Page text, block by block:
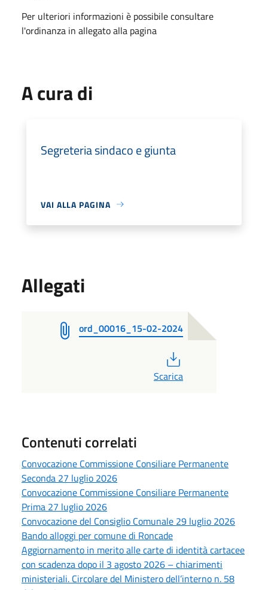
Per ulteriori informazioni è possibile consultare
l'ordinanza in allegato alla pagina
A cura di
Segreteria sindaco e giunta
VAI ALLA PAGINA
Allegati
ord_00016_15-02-2024
Scarica
Contenuti correlati
Convocazione Commissione Consiliare Permanente
Seconda 27 luglio 2026
Convocazione Commissione Consiliare Permanente
Prima 27 luglio 2026
Convocazione del Consiglio Comunale 29 luglio 2026
Bando alloggi per comune di Roncade
Aggiornamento in merito alle carte di identità cartacee
con scadenza dopo il 3 agosto 2026 – chiarimenti
ministeriali. Circolare del Ministero dell’interno n. 58